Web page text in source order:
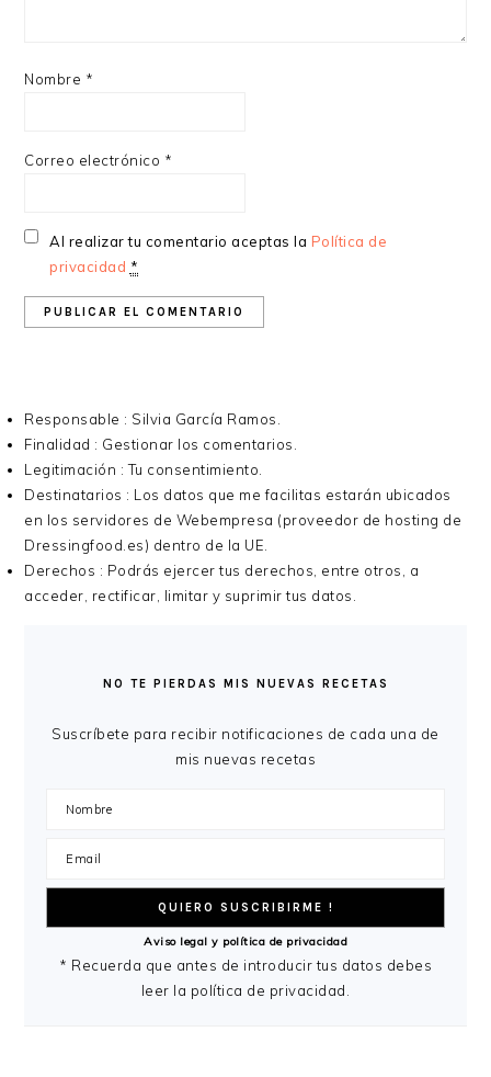
Nombre *
Correo electrónico *
Al realizar tu comentario aceptas la Política de
privacidad *
Responsable : Silvia García Ramos.
Finalidad : Gestionar los comentarios.
Legitimación : Tu consentimiento.
Destinatarios : Los datos que me facilitas estarán ubicados
en los servidores de Webempresa (proveedor de hosting de
Dressingfood.es) dentro de la UE.
Derechos : Podrás ejercer tus derechos, entre otros, a
acceder, rectificar, limitar y suprimir tus datos.
PRINCIPALNO TE PIERDAS MIS NUEVAS RECETAS
Suscríbete para recibir notificaciones de cada una de
mis nuevas recetas
Aviso legal y política de privacidad
* Recuerda que antes de introducir tus datos debes
leer la política de privacidad.